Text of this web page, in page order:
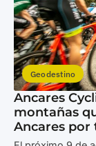
Geodestino
Ancares
montañas
Ancares por